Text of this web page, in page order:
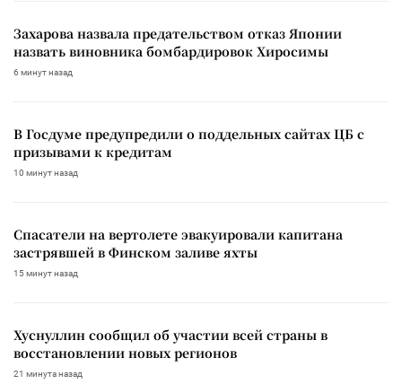
Захарова назвала предательством отказ Японии
назвать виновника бомбардировок Хиросимы
6 минут назад
В Госдуме предупредили о поддельных сайтах ЦБ с
призывами к кредитам
10 минут назад
Спасатели на вертолете эвакуировали капитана
застрявшей в Финском заливе яхты
15 минут назад
Хуснуллин сообщил об участии всей страны в
восстановлении новых регионов
21 минута назад